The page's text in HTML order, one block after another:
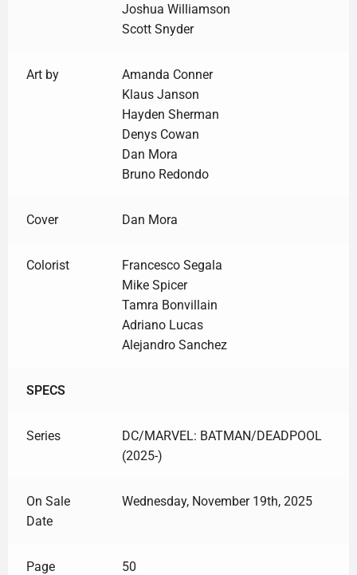
Joshua Williamson
Scott Snyder
Art by
Amanda Conner
Klaus Janson
Hayden Sherman
Denys Cowan
Dan Mora
Bruno Redondo
Cover Dan Mora
Colorist
Francesco Segala
Mike Spicer
Tamra Bonvillain
Adriano Lucas
Alejandro Sanchez
SPECS
Series
DC/MARVEL: BATMAN/DEADPOOL
(2025-)
On Sale
Date
Wednesday, November 19th, 2025
Page
50